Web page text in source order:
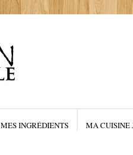
MES INGRÉDIENTS MA CUISINE